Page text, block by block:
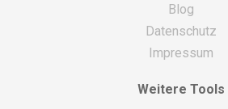
Blog
Datenschutz
Impressum
Weitere Tools